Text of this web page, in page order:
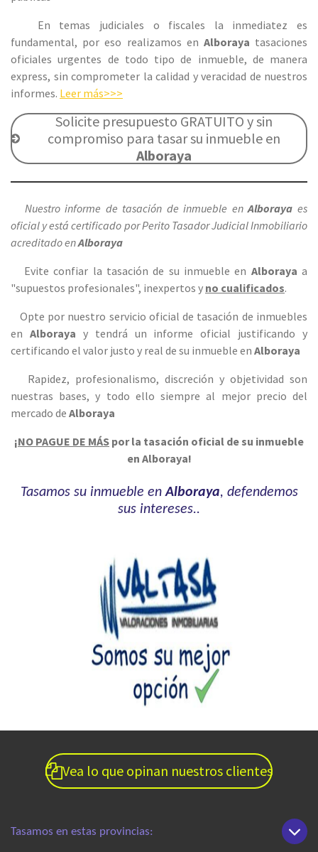
En temas judiciales o fiscales la inmediatez es
fundamental, por eso realizamos en Alboraya tasaciones
oficiales urgentes de todo tipo de inmueble, de manera
express, sin comprometer la calidad y veracidad de nuestros
informes. Leer más>>>
Solicite presupuesto GRATUITO y sin
compromiso para tasar su inmueble en
Alboraya
Nuestro informe de tasación de inmueble enAlborayaes
oficial y está certificado por Perito Tasador Judicial Inmobiliario
acreditado enAlboraya
Evite confiar la tasación de su inmueble en Alborayaa
"supuestos profesionales", inexpertos y no cualificados.
Opte por nuestro servicio oficial de tasación de inmuebles
en Alboraya y tendrá un informe oficial justificando y
certificando el valor justo y real de su inmueble en Alboraya
Rapidez, profesionalismo, discreción y objetividad son
nuestras bases, y todo ello siempre al mejor precio del
mercado de Alboraya
¡NO PAGUE DE MÁS por la tasación oficial de su inmueble
en Alboraya!
Tasamos su inmueble enAlboraya, defendemos
sus intereses..
Vea lo que opinan nuestros clientes
Tasamos en estas provincias: